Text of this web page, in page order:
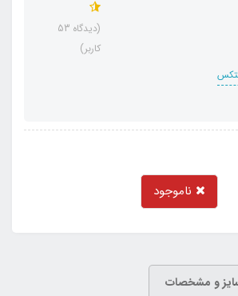
(دیدگاه 53
کاربر)
ناموجود
و مشخصات